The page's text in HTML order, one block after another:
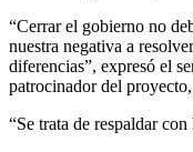
“Cerrar el gobierno no
nuestra negativa a
diferencias”, expresó el
patrocinador del
“Se trata de respaldar